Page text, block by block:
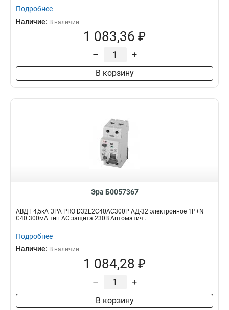
Подробнее
Наличие: В наличии
1 083,36 ₽
– +
В корзину
Эра Б0057367
АВДТ 4,5кА ЭРА PRO D32E2C40АC300P АД-32 электронное 1P+N
C40 300мА тип АC защита 230В Автоматич...
Подробнее
Наличие: В наличии
1 084,28 ₽
– +
В корзину